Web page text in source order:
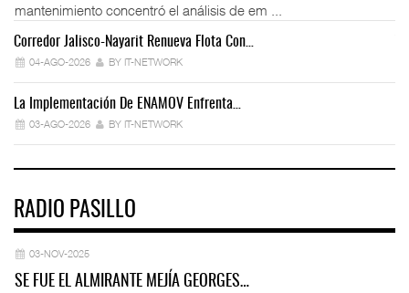
mantenimiento concentró el análisis de em ...
Corredor Jalisco-Nayarit Renueva Flota Con…
04-AGO-2026 BY IT-NETWORK
La Implementación De ENAMOV Enfrenta…
03-AGO-2026 BY IT-NETWORK
RADIO PASILLO
03-NOV-2025
SE FUE EL ALMIRANTE MEJÍA GEORGES…